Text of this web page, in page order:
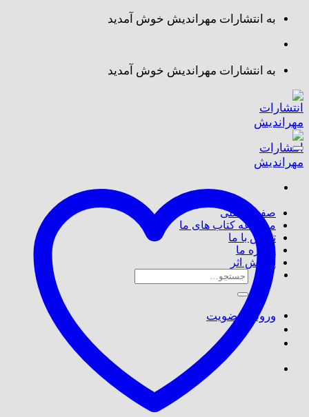
Skip
content
به انتشارات مهراندیش خوش آمدید
به انتشارات مهراندیش خوش آمدید
صفحه اصلی
مجموعه کتاب های ما
تماس با ما
درباره ما
پذیرش اثر
جستجو
برای:
ورود / عضویت